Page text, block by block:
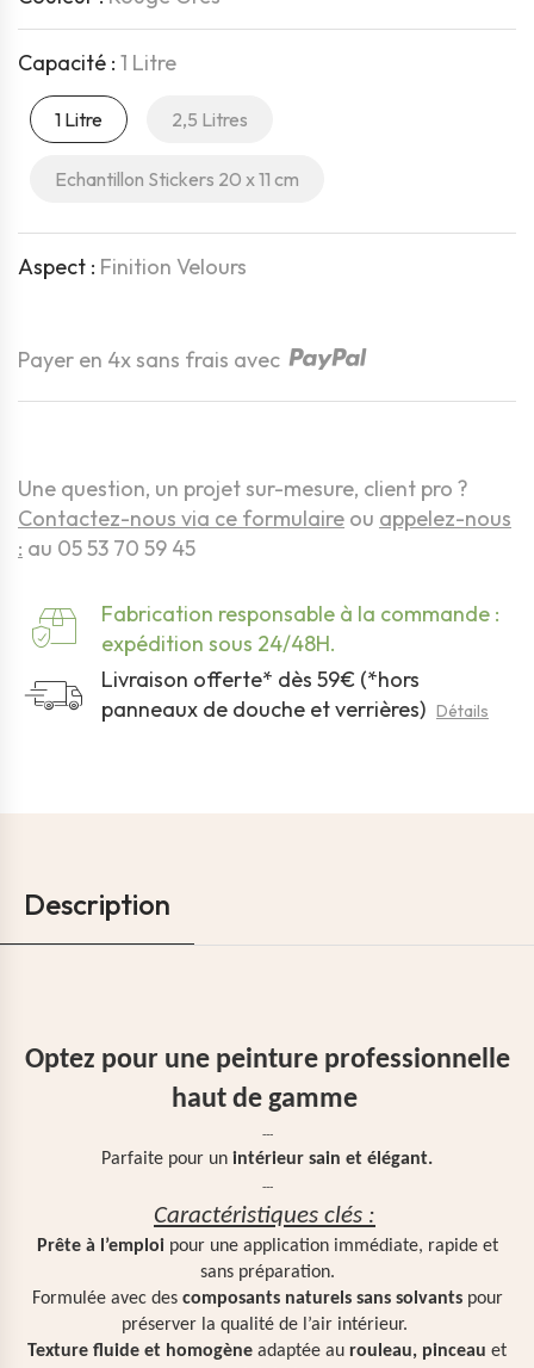
Capacité : 1 Litre
1 Litre 2,5 Litres
Echantillon Stickers 20 x 11 cm
Aspect : Finition Velours
Payer en 4x sans frais avec
Une question, un projet sur-mesure, client pro ?
Contactez-nous via ce formulaire ou appelez-nous
: au 05 53 70 59 45
Fabrication responsable à la commande :
expédition sous 24/48H.
Livraison offerte* dès 59€ (*hors
panneaux de douche et verrières) Détails
Description
Optez pour une peinture professionnelle
haut de gamme
---
Parfaite pour un intérieur sain et élégant.
---
Caractéristiques clés :
Prête à l’emploipour une application immédiate, rapide et
sans préparation.
Formulée avec des composants naturels sans solvantspour
préserver la qualité de l’air intérieur.
Texture fluide et homogène adaptée au rouleau, pinceau et